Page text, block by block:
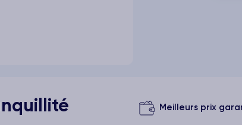
Meilleurs prix